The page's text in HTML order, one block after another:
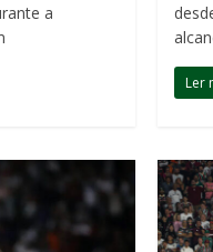
a
Ler